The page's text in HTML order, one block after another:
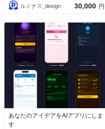
ルミナス_design
30,000 円
あなたのアイデアをAIアプリにしま
す